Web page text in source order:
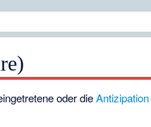
oder dieAntizipation